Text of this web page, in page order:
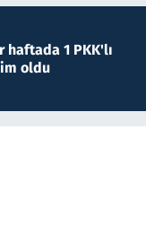
haftada 1 PKK'lı
oldu